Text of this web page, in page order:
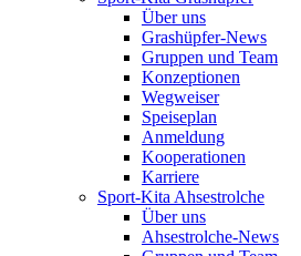
Über uns
Grashüpfer-News
Gruppen und Team
Konzeptionen
Wegweiser
Speiseplan
Anmeldung
Kooperationen
Karriere
Sport-Kita Ahsestrolche
Über uns
Ahsestrolche-News